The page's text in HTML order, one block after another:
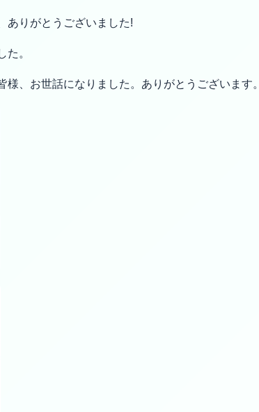
ありがとうございました!
た。
様、お世話になりました。ありがとうございます。